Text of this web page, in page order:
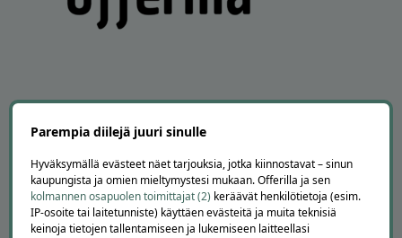
APUA JA NEUVOJA
Asiakaspalvelu
Kuinka Offerilla toimii
Usein kysytyt kysymykset
Suosittele Offerillaa
Parempia diilejä juuri sinulle
Hyväksymällä evästeet näet tarjouksia, jotka kiinnostavat – sinun
kaupungista ja omien mieltymystesi mukaan. Offerilla ja sen
kolmannen osapuolen toimittajat (2) keräävät henkilötietoja (esim.
IP-osoite tai laitetunniste) käyttäen evästeitä ja muita teknisiä
keinoja tietojen tallentamiseen ja lukemiseen laitteellasi